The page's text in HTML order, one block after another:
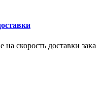
скорость доставки